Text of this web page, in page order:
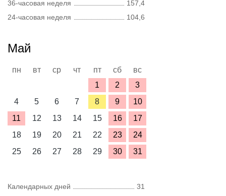
36-часовая неделя
157,4
24-часовая неделя
104,6
Май
пн вт ср чт пт сб
вс
1
2
3
4
5 6 7 8 9
10
11
12 13 14 15 16
17
18
19 20 21 22 23
24
25
26 27 28 29 30 31
Календарных дней
31